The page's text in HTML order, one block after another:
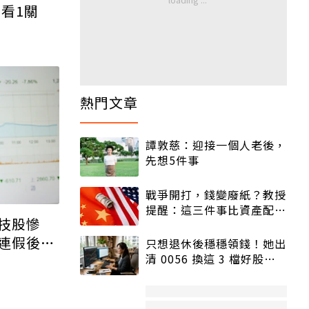
1關
股慘
假後台
熱門文章
譚敦慈：迎接一個人老後，
先想5件事
戰爭開打，錢變廢紙？教授
提醒：這三件事比資產配置
只想退休後穩穩領錢！她出
清 0056 換這 3 檔好股：